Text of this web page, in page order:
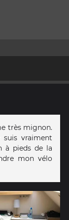
très mignon.
vraiment
à pieds de la
mon vélo